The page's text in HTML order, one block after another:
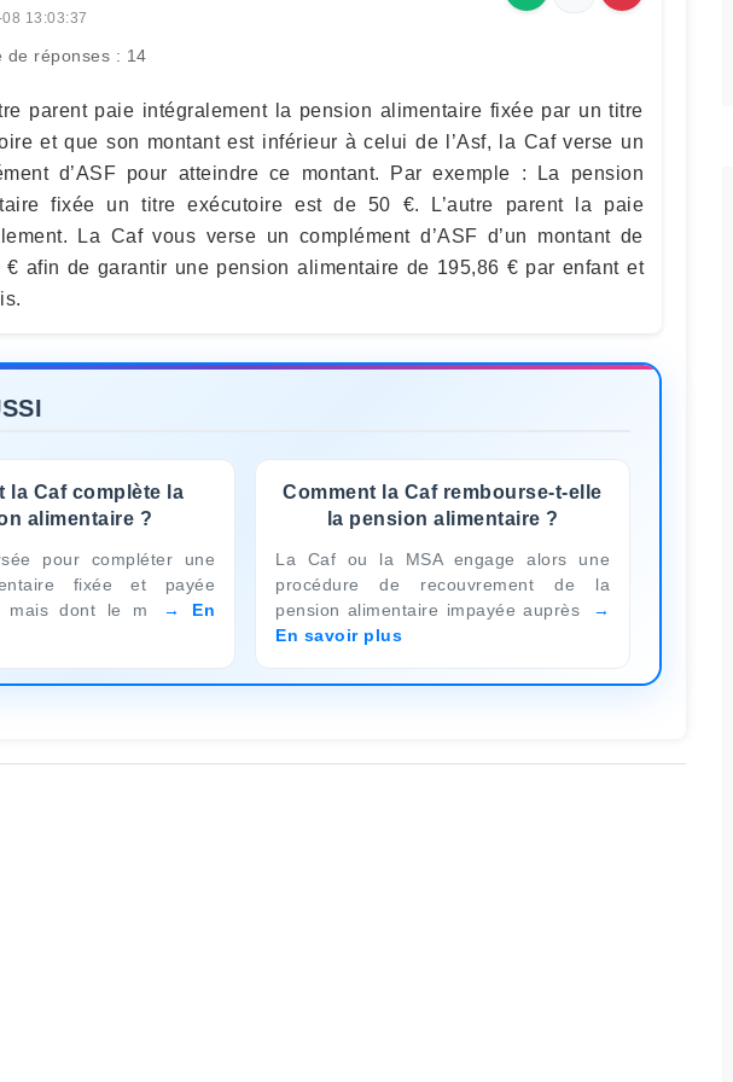
13:03:37
de réponses : 14
parent paie intégralement la pension alimentaire fixée par un titre
et que son montant est inférieur à celui de l’Asf, la Caf verse un
d’ASF pour atteindre ce montant. Par exemple : La pension
fixée un titre exécutoire est de 50 €. L’autre parent la paie
La Caf vous verse un complément d’ASF d’un montant de
€ afin de garantir une pension alimentaire de 195,86 € par enfant et
la Caf complète la
alimentaire ?
pour compléter une
fixée et payée
mais dont le m
En
Comment la Caf rembourse-t-elle
la pension alimentaire ?
La Caf ou la MSA engage alors une
procédure de recouvrement de la
pension alimentaire impayée auprès
En savoir plus